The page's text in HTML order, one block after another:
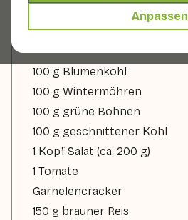
Anpassen
100 g Blumenkohl
100 g Wintermöhren
100 g grüne Bohnen
100 g geschnittener Kohl
1 Kopf Salat (ca. 200 g)
1 Tomate
Garnelencracker
150 g brauner Reis